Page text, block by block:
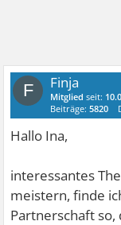
F Finja
Mitglied seit:
Beiträge:5820
Hallo Ina,
interessantes
meistern, finde
Partnerschaft so,